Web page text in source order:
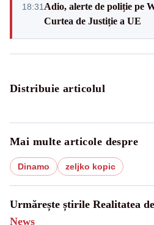
18:31 Adio, alerte de poliție pe
Curtea de Justiție a UE
Distribuie articolul
Mai multe articole despre
Dinamo zeljko kopic
Urmărește știrile Realitatea
News